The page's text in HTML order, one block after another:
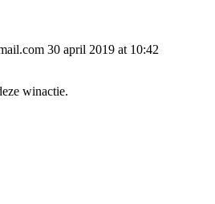
30 april 2019 at 10:42
winactie.